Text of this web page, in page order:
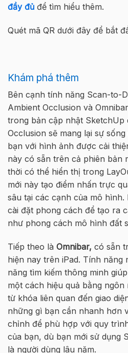
đầy đủ để tìm hiểu thêm.
Quét mã QR dưới đây để bắt
Khám phá thêm
Bên cạnh tính năng Scan-to-
Ambient Occlusion và
trong bản cập nhật SketchUp
Occlusion sẽ mang lại sự
bạn với hình ảnh được cải
này có sẵn trên cả phiên bản
thời có thể hiển thị trong
mới này tạo điểm nhấn trực
sâu tại các cạnh của mô
cài đặt phong cách để tạo ra
như phong cách mô hình đất
Tiếp theo là Omnibar, có sẵn
hiện nay trên iPad. Tính năng
năng tìm kiếm thông minh
một cách hiệu quả bằng
từ khóa liên quan đến giao
những gì bạn cần nhanh hơn
chỉnh để phù hợp với quy
của bạn, dù bạn mới sử dụng
là người dùng lâu năm.